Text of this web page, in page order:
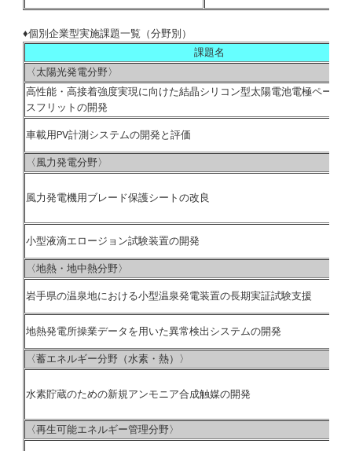
♦個別企業型実施課題一覧（分野別）
課題名
〈太陽光発電分野〉
高性能・高接着強度実現に向けた結晶シリコン型太陽電池電極ペース
スフリットの開発
車載用PV計測システムの開発と評価
〈風力発電分野〉
風力発電機用ブレード保護シートの改良
小型液滴エロージョン試験装置の開発
〈地熱・地中熱分野〉
岩手県の温泉地における小型温泉発電装置の長期実証試験支援
地熱発電所操業データを用いた異常検出システムの開発
〈蓄エネルギー分野（水素・熱）〉
水素貯蔵のための新規アンモニア合成触媒の開発
〈再生可能エネルギー管理分野〉